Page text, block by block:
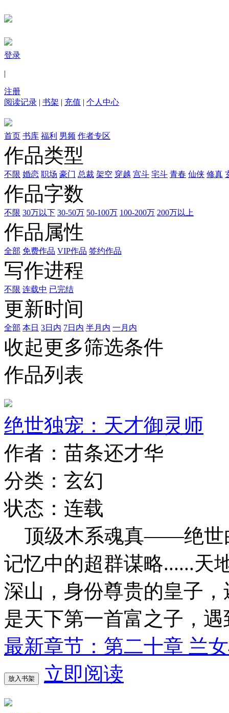
登录
|
注册
阅读记录 | 书架 | 充值 | 个人中心
首页 书库 福利 男频 作者专区
作品类型
不限 婚恋 职场 豪门 总裁 架空 穿越 宫斗 宅斗 青春 仙侠 修真
作品字数
不限 30万以下 30-50万 50-100万 100-200万 200万以上
作品属性
全部 免费作品 VIP作品 签约作品
写作进程
不限 连载中 已完结
更新时间
全部 本日 3日内 7日内 半月内 一月内
收起更多筛选条件
作品列表
绝世独宠：天才御灵师
作者：苗条还才华
分类：玄幻
状态：连载
顶级木系魂真——绝世
记忆中的超群谋略......天
深山，身份尊贵的皇子
是天下第一首富之子，
最新章节：第二十章 兰
放入书架 立即阅读